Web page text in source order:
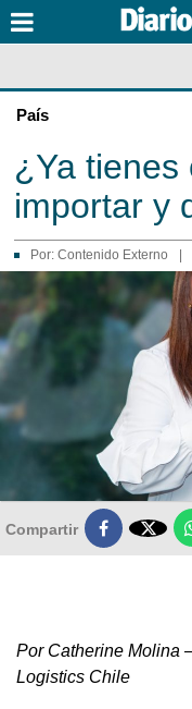
País
¿Ya tienes
importar y
Por: Contenido Externo
Compartir
Por Catherine Molina
Logistics Chile